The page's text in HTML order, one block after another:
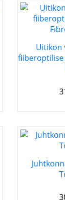
Uitikon
fiiberoptilise